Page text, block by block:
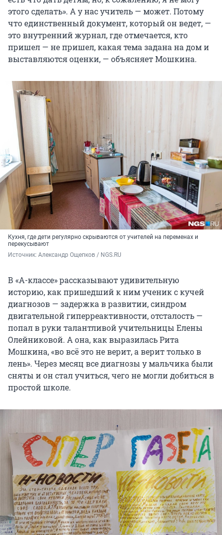
этого сделать». А у нас учитель — может. Потому
что единственный документ, который он ведет, —
это внутренний журнал, где отмечается, кто
пришел — не пришел, какая тема задана на дом и
выставляются оценки, — объясняет Мошкина.
Кухня, где дети регулярно скрываются от учителей на переменах и
перекусывают
Источник: Александр Ощепков / NGS.RU
В «А-классе» рассказывают удивительную
историю, как пришедший к ним ученик с кучей
диагнозов — задержка в развитии, синдром
двигательной гиперреактивности, отсталость —
попал в руки талантливой учительницы Елены
Олейниковой. А она, как выразилась Рита
Мошкина, «во всё это не верит, а верит только в
лень». Через месяц все диагнозы у мальчика были
сняты и он стал учиться, чего не могли добиться в
простой школе.